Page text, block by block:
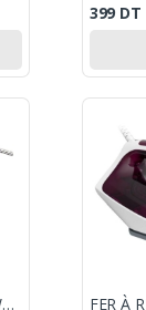
399 DT
FER À VAPEUR KENWOOD